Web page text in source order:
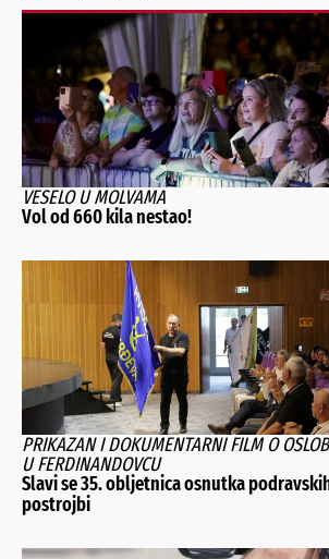
VESELO U MOLVAMA
Vol od 660 kila nestao!
PRIKAZAN I DOKUMENTARNI FILM O
U FERDINANDOVCU
Slavi se 35. obljetnica osnutka
postrojbi